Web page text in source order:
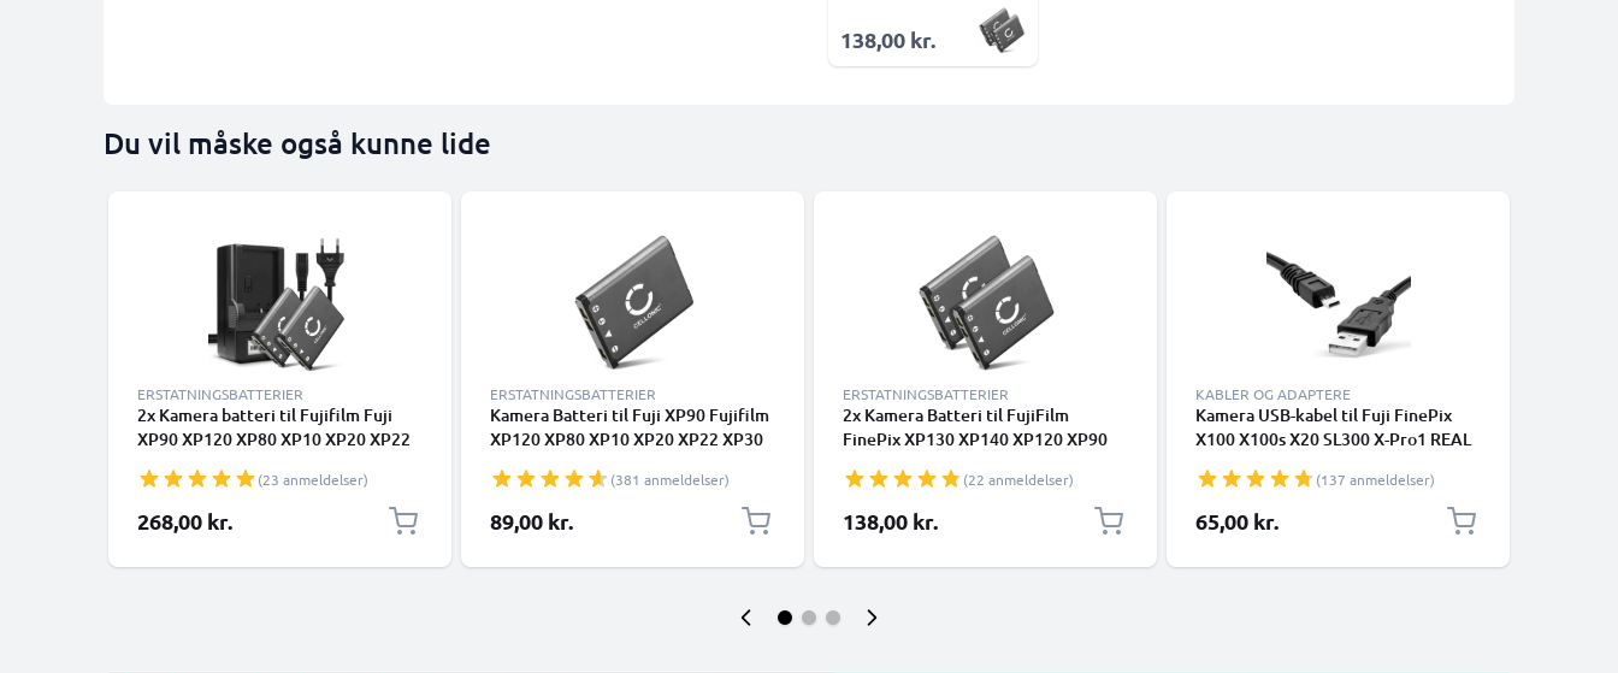
138,00 kr.
Du vil måske også kunne lide
ERSTATNINGSBATTERIER
2x Kamera batteri til Fujifilm Fuji
XP90 XP120 XP80 XP10 XP20 XP22
Z90 Z70 - Udskift BC-45 batteri +
Oplader NP-45 ekstra batteri
(23 anmeldelser)
268,00 kr.
ERSTATNINGSBATTERIER
Kamera Batteri til Fuji XP90 Fujifilm
XP120 XP80 XP10 XP20 XP22 XP30
Z90 Z70 Instax Mini 90 NEO Classic
SQ20 - NP-45 700mAh
Udskiftsningsbatteri til kamera
(381 anmeldelser)
89,00 kr.
ERSTATNINGSBATTERIER
2x Kamera Batteri til FujiFilm
FinePix XP130 XP140 XP120 XP90
Z90 Z70 Z20fd Z10fd J10 JX500 T200
Instax Mini 90 SQ20 - NP-45a NP-45
700mAh Udskiftsningsbatteri til
(22 anmeldelser)
138,00 kr.
KABLER OG ADAPTERE
Kamera USB-kabel til Fuji FinePix
X100 X100s X20 SL300 X-Pro1 REAL
T595 1.5m Hurtig opladning af
datakabel til kamera Opladerledning
PVC - Sort
(137 anmeldelser)
65,00 kr.